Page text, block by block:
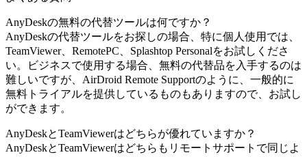
AnyDeskの無料の代替ツールは何ですか？
AnyDeskの代替ツールをお探しの場合、特に個人使用では、
TeamViewer、RemotePC、Splashtop Personalをお試しくださ
い。ビジネスで使用する場合、無料の代替品を入手するのは
難しいですが、AirDroid Remote Supportのように、一般的に
無料トライアルを提供しているものもありますので、お試し
ができます。
AnyDeskとTeamViewerはどちらが優れていますか？
AnyDeskとTeamViewerはどちらもリモートサポートで同じよ